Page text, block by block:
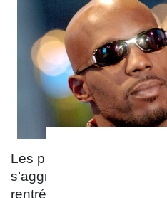
Les problèmes
s’aggrave. Finalement,
rentrée 2012. L’album ne